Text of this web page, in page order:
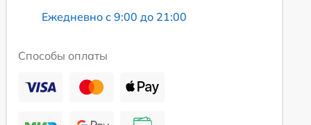
Ежедневно с 9:00 до 21:00
Способы оплаты